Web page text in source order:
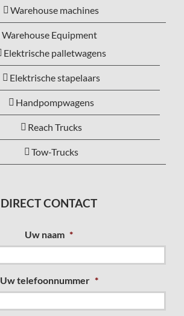
Warehouse machines
Warehouse Equipment
Elektrische palletwagens
Elektrische stapelaars
Handpompwagens
Reach Trucks
Tow-Trucks
DIRECT CONTACT
Uw naam *
Uw telefoonnummer *